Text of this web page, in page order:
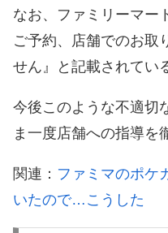
なお、ファミリーマー
ご予約、店舗でのお取
せん』と記載されてい
今後このような不適切
ま一度店舗への指導を
関連： ファミマのポケ
いたので…こうした